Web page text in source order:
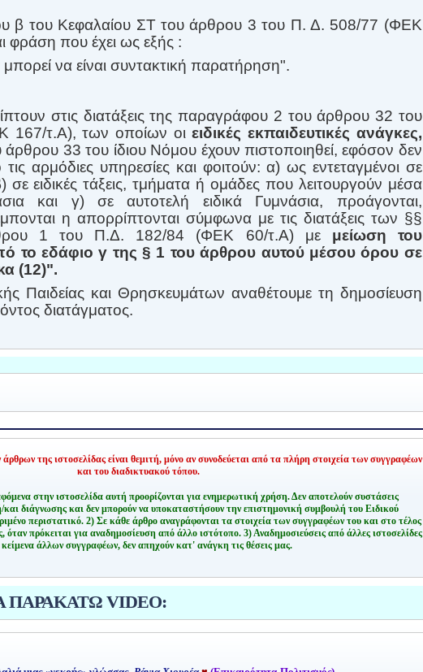
β του Κεφαλαίου ΣΤ του άρθρου 3 του Π. Δ. 508/77 (ΦΕΚ
φράση που έχει ως εξής :
να είναι συντακτική παρατήρηση".
στις διατάξεις της παραγράφου 2 του άρθρου 32 του
167/τ.Α), των οποίων οιειδικές εκπαιδευτικές ανάγκες,
άρθρου 33 του ίδιου Νόμου έχουν πιστοποιηθεί, εφόσον δεν
αρμόδιες υπηρεσίες και φοιτούν: α) ως εντεταγμένοι σε
σε ειδικές τάξεις, τμήματα ή ομάδες που λειτουργούν μέσα
και γ) σε αυτοτελή ειδικά Γυμνάσια, προάγονται,
η απορρίπτονται σύμφωνα με τις διατάξεις των §§
1 του Π.Δ. 182/84 (ΦΕΚ 60/τ.Α) με μείωση του
το εδάφιο γ της § 1 του άρθρου αυτού μέσου όρου σε
(12)".
Παιδείας και Θρησκευμάτων αναθέτουμε τη δημοσίευση
διατάγματος.
της ιστοσελίδας είναι θεμιτή, μόνο αν συνοδεύεται από τα πλήρη στοιχεία των συγγραφέων
και του διαδικτυακού τόπου.
στην ιστοσελίδα αυτή προορίζονται για ενημερωτική χρήση. Δεν αποτελούν συστάσεις
και διάγνωσης και δεν μπορούν να υποκαταστήσουν την επιστημονική συμβουλή του Ειδικού
περιστατικό. 2) Σε κάθε άρθρο αναγράφονται τα στοιχεία των συγγραφέων του και στο τέλος
πρόκειται για αναδημοσίευση από άλλο ιστότοπο. 3) Αναδημοσιεύσεις από άλλες ιστοσελίδες
άλλων συγγραφέων, δεν απηχούν κατ' ανάγκη τις θέσεις μας.
ΠΑΡΑΚΑΤΩ VIDEO: